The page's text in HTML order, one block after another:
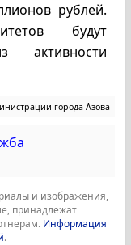
рублей.
будут
активности
города Азова
и изображения,
принадлежат
Информация
.